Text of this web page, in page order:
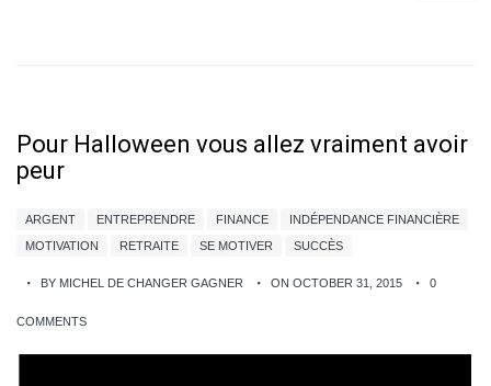
Pour Halloween vous allez vraiment avoir
peur
ARGENT ENTREPRENDRE FINANCE
INDÉPENDANCE FINANCIÈRE
MOTIVATION
RETRAITE SE MOTIVER SUCCÈS
BY MICHEL DE CHANGER GAGNER ON OCTOBER 31, 2015 0
COMMENTS